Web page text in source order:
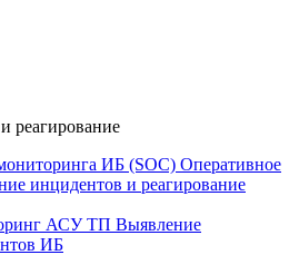
реагирование
ИБ (SOC) Оперативное
инцидентов и реагирование
АСУ ТП Выявление
ИБ